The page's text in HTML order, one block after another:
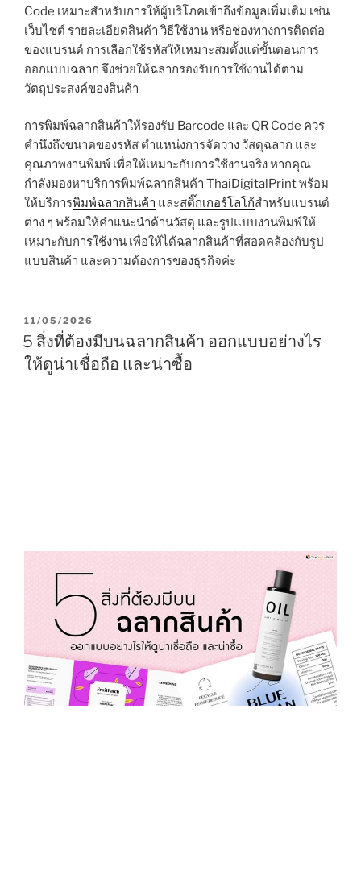
Code เหมาะสำหรับการให้ผู้บริโภคเข้าถึงข้อมูลเพิ่มเติม เช่น
เว็บไซต์ รายละเอียดสินค้า วิธีใช้งาน หรือช่องทางการติดต่อ
ของแบรนด์ การเลือกใช้รหัสให้เหมาะสมตั้งแต่ขั้นตอนการ
ออกแบบฉลาก จึงช่วยให้ฉลากรองรับการใช้งานได้ตาม
วัตถุประสงค์ของสินค้า
การพิมพ์ฉลากสินค้าให้รองรับ Barcode และ QR Code ควร
คำนึงถึงขนาดของรหัส ตำแหน่งการจัดวาง วัสดุฉลาก และ
คุณภาพงานพิมพ์ เพื่อให้เหมาะกับการใช้งานจริง หากคุณ
กำลังมองหาบริการพิมพ์ฉลากสินค้า ThaiDigitalPrint พร้อม
ให้บริการพิมพ์ฉลากสินค้า และสติ๊กเกอร์โลโก้สำหรับแบรนด์
ต่าง ๆ พร้อมให้คำแนะนำด้านวัสดุ และรูปแบบงานพิมพ์ให้
เหมาะกับการใช้งาน เพื่อให้ได้ฉลากสินค้าที่สอดคล้องกับรูป
แบบสินค้า และความต้องการของธุรกิจค่ะ
P
O
S
T
11/05/2026
5 สิ่งที่ต้องมีบนฉลากสินค้า ออกแบบอย่างไร
ให้ดูน่าเชื่อถือ และน่าซื้อ